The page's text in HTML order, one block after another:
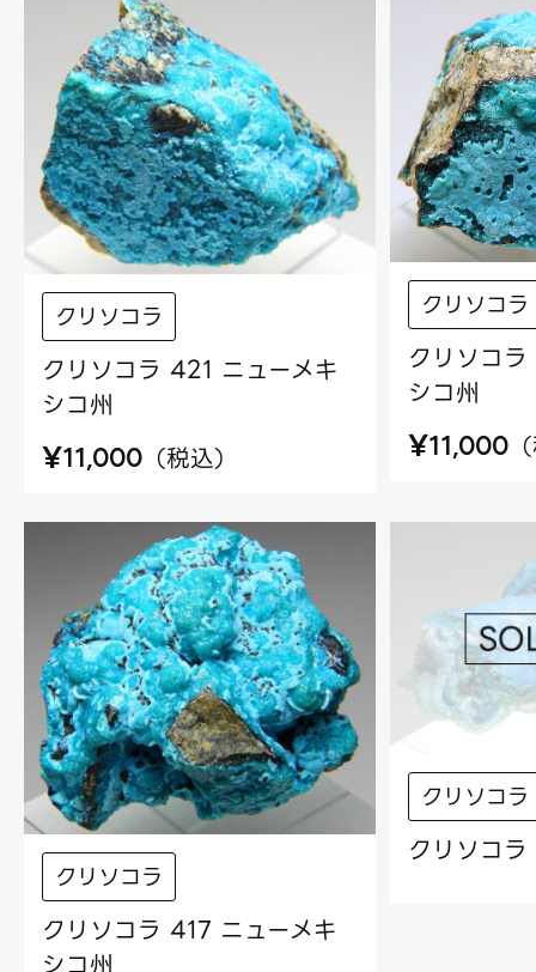
クリソコラ
クリソコラ 421 ニューメキ
シコ州
¥11,000 （税込）
クリソコラ
クリソコ
シコ州
¥11,000 （
クリソコラ
クリソコラ 417 ニューメキ
クリソコラ
クリソコ